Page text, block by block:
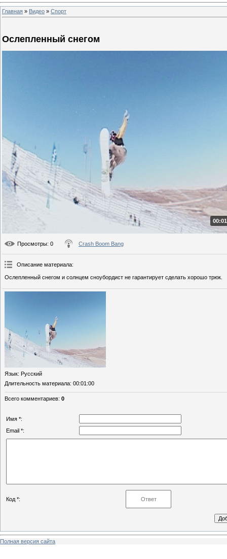
Главная » Видео » Спорт
Ослепленный снегом
Просмотры: 0 Crash Boom Bang
Описание материала:
Ослепленный снегом и солнцем сноубордист не гарантирует сделать хорошо трюк.
Язык: Русский
Длительность материала: 00:01:00
Всего комментариев: 0
Имя *:
Email *:
Код *:
Полная версия сайта